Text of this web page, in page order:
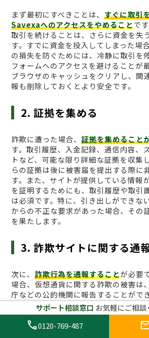
まず最初にすべきことは、 すぐに取引
Savexaへのアクセスをやめることで
取引を続けることは、さらに資金を失
す。すでに資金を投入してしまった場
の損失を防ぐためには、冷静に取引を
フォームへのアクセスを避けることが
ブラウザのキャッシュをクリアし、関
報も削除しておくとより安全です。
2. 証拠を集める
詐欺に遭った場合、 証拠を集めること
す。取引履歴、入金記録、通信内容、
トなど、可能な限り詳細な証拠を収集
らの証拠は後に被害届を提出する際に
す。また、サイトが提供している情報
を証明するためにも、取引履歴や取引
は必須です。特に、引き出しができな
からの不正な要求があった場合、その
を果たします。
3. 詐欺サイトに関する通
次に、 詐欺行為を通報することが必要
場合、仮想通貨に関する詐欺の被害は
庁などの公的機関に報告することがで
ンターネット上での詐欺行為に関して
ー犯罪対策課に通報することも一つの
通報を行うことで、他のユーザーへの
サポート相談窓口 お気軽にご相談
call0120-769-487